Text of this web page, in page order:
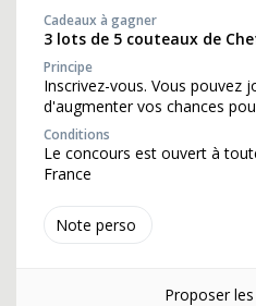
Note perso
Cadeaux à gagner
3 lots de 5 couteaux de
Principe
Inscrivez-vous. Vous pouvez
d'augmenter vos chances
Conditions
Le concours est ouvert à
France
Proposer